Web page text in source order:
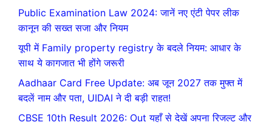
Public Examination Law 2024: जानें नए एंटी पेपर लीक
कानून की सख्त सजा और नियम
यूपी में Family property registry के बदले नियम: आधार के
साथ ये कागजात भी होंगे जरूरी
Aadhaar Card Free Update: अब जून 2027 तक मुफ्त में
बदलें नाम और पता, UIDAI ने दी बड़ी राहत!
CBSE 10th Result 2026: Out यहाँ से देखें अपना रिजल्ट और